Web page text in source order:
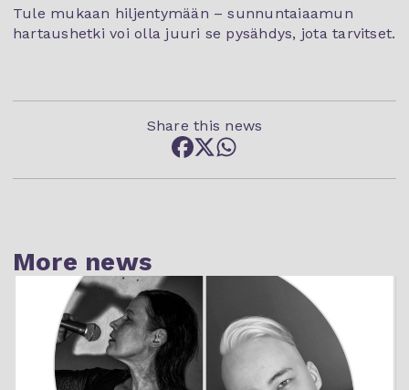
Tule mukaan hiljentymään – sunnuntaiaamun
hartaushetki voi olla juuri se pysähdys, jota tarvitset.
Share this news
More news